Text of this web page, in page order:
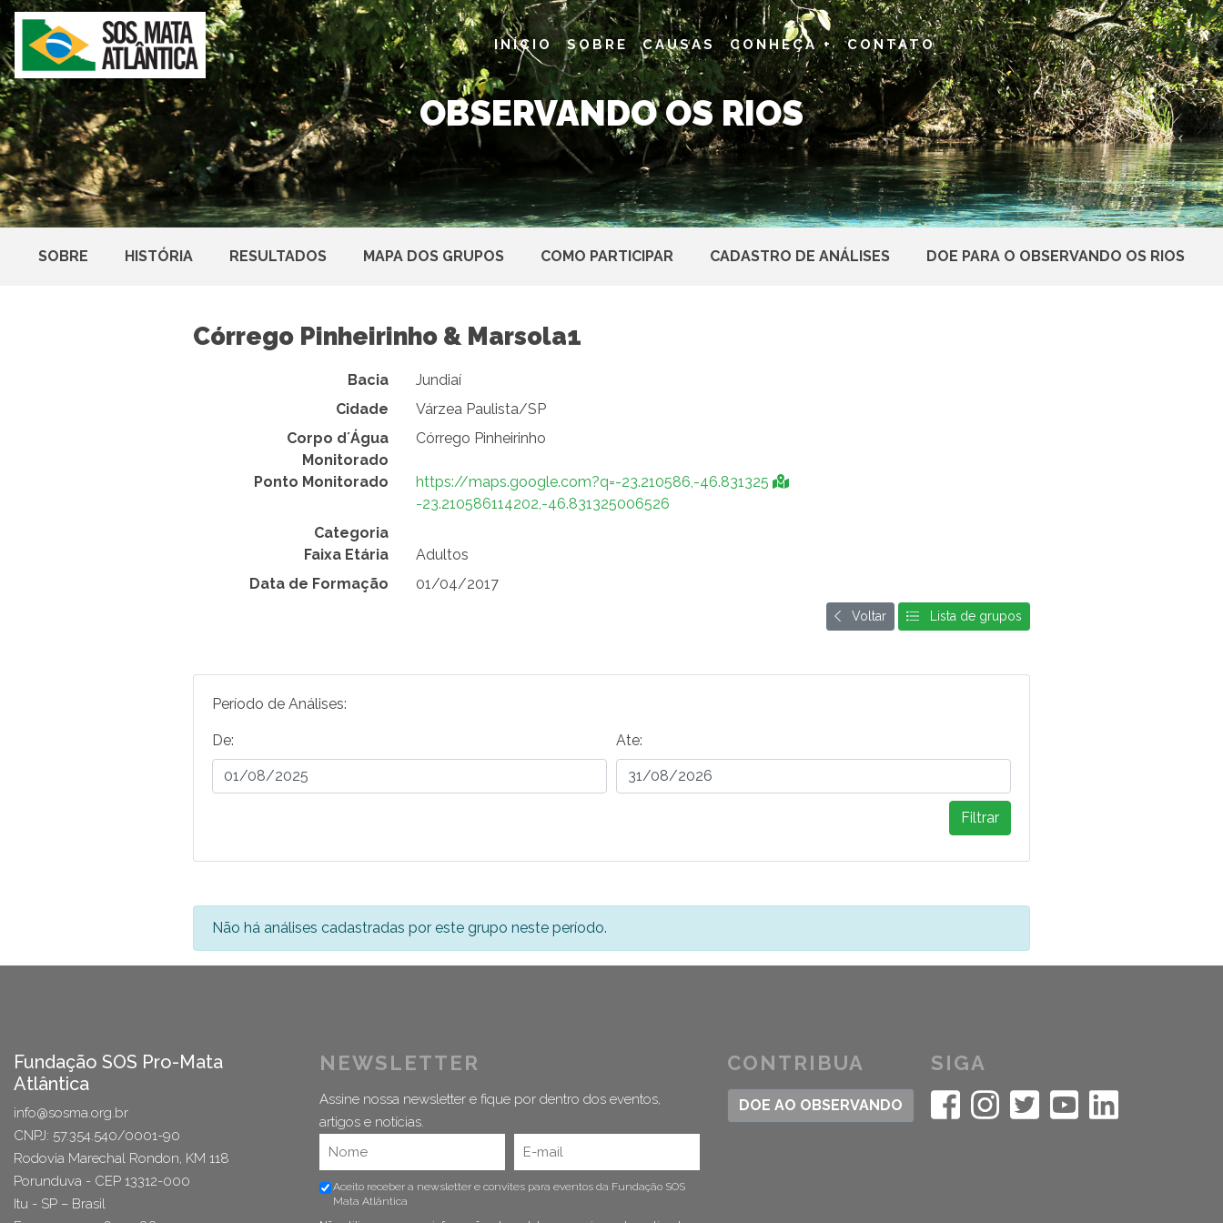
INÍCIO SOBRE CAUSAS CONHEÇA + CONTATO
OBSERVANDO OS RIOS
SOBRE HISTÓRIA RESULTADOS MAPA DOS GRUPOS COMO PARTICIPAR CADASTRO DE ANÁLISES DOE PARA O OBSERVANDO OS RIOS
Córrego Pinheirinho & Marsola1
Bacia
Jundiaí
Cidade
Várzea Paulista/SP
Corpo d´Água
Monitorado
Córrego Pinheirinho
Ponto Monitorado
https://maps.google.com?q=-23.210586,-46.831325
-23.210586114202,-46.831325006526
Categoria
Faixa Etária
Adultos
Data de Formação
01/04/2017
Voltar Lista de grupos
Período de Análises:
De: Ate:
Filtrar
Não há análises cadastradas por este grupo neste período.
Fundação SOS Pro-Mata
Atlântica
info@sosma.org.br
CNPJ: 57.354.540/0001-90
Rodovia Marechal Rondon, KM 118
Porunduva - CEP 13312-000
Itu - SP – Brasil
NEWSLETTER
Assine nossa newsletter e fique por dentro dos eventos,
artigos e notícias.
Aceito receber a newsletter e convites para eventos da Fundação SOS
Mata Atlântica
CONTRIBUA
DOE AO OBSERVANDO
SIGA